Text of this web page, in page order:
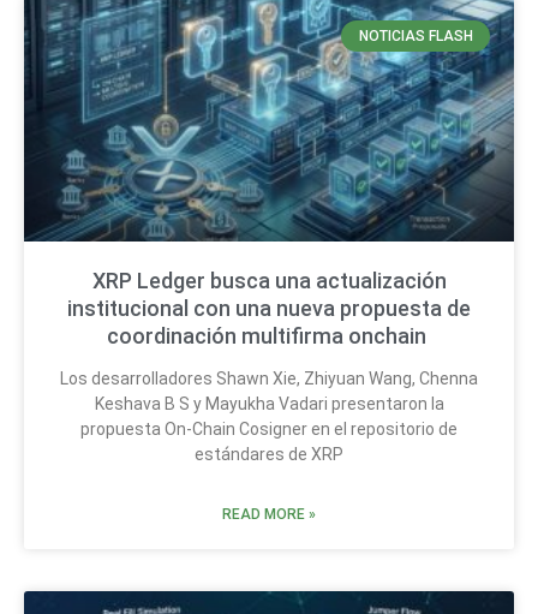
NOTICIAS FLASH
XRP Ledger busca una actualización
institucional con una nueva propuesta de
coordinación multifirma onchain
Los desarrolladores Shawn Xie, Zhiyuan Wang, Chenna
Keshava B S y Mayukha Vadari presentaron la
propuesta On-Chain Cosigner en el repositorio de
estándares de XRP
READ MORE »